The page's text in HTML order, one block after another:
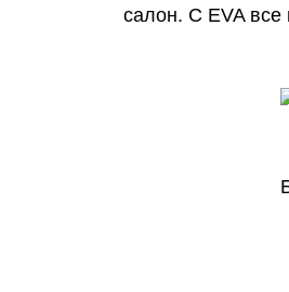
салон. С EVA все